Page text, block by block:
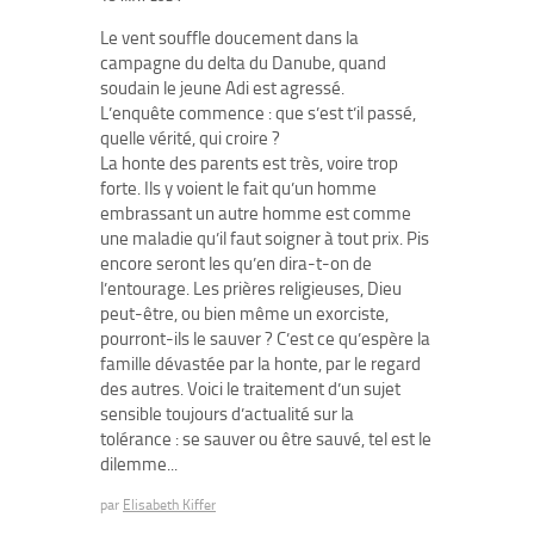
Le vent souffle doucement dans la
campagne du delta du Danube, quand
soudain le jeune Adi est agressé.
L’enquête commence : que s’est t’il passé,
quelle vérité, qui croire ?
La honte des parents est très, voire trop
forte. Ils y voient le fait qu’un homme
embrassant un autre homme est comme
une maladie qu’il faut soigner à tout prix. Pis
encore seront les qu’en dira-t-on de
l’entourage. Les prières religieuses, Dieu
peut-être, ou bien même un exorciste,
pourront-ils le sauver ? C’est ce qu’espère la
famille dévastée par la honte, par le regard
des autres. Voici le traitement d’un sujet
sensible toujours d’actualité sur la
tolérance : se sauver ou être sauvé, tel est le
dilemme...
par Elisabeth Kiffer